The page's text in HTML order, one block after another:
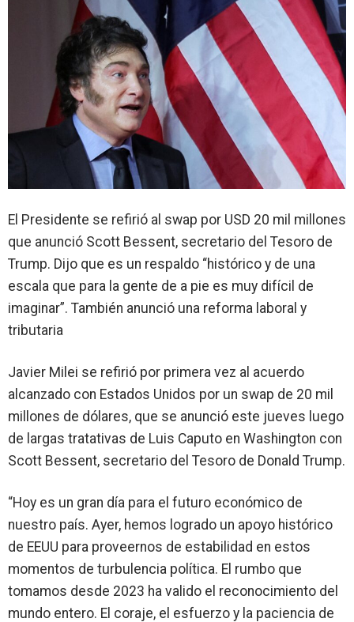
El Presidente se refirió al swap por USD 20 mil millones
que anunció Scott Bessent, secretario del Tesoro de
Trump. Dijo que es un respaldo “histórico y de una
escala que para la gente de a pie es muy difícil de
imaginar”. También anunció una reforma laboral y
tributaria
Javier Milei se refirió por primera vez al acuerdo
alcanzado con Estados Unidos por un swap de 20 mil
millones de dólares, que se anunció este jueves luego
de largas tratativas de Luis Caputo en Washington con
Scott Bessent, secretario del Tesoro de Donald Trump.
“Hoy es un gran día para el futuro económico de
nuestro país. Ayer, hemos logrado un apoyo histórico
de EEUU para proveernos de estabilidad en estos
momentos de turbulencia política. El rumbo que
tomamos desde 2023 ha valido el reconocimiento del
mundo entero. El coraje, el esfuerzo y la paciencia de